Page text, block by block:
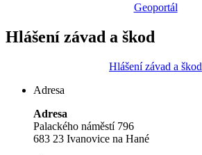
Geoportál
Hlášení závad a škod
Hlášení závad a škod
Adresa
Adresa
Palackého náměstí 796
683 23 Ivanovice na Hané